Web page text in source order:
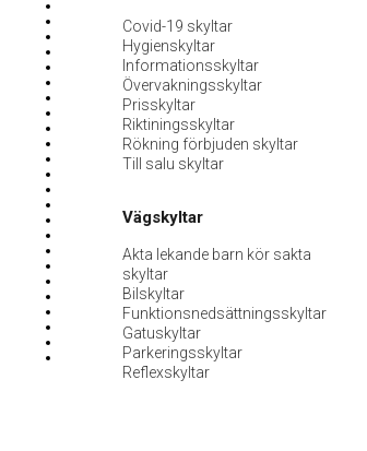
Covid-19 skyltar
Hygienskyltar
Informationsskyltar
Övervakningsskyltar
Prisskyltar
Riktiningsskyltar
Rökning förbjuden skyltar
Till salu skyltar
Vägskyltar
Akta lekande barn kör sakta
skyltar
Bilskyltar
Funktionsnedsättningsskyltar
Gatuskyltar
Parkeringsskyltar
Reflexskyltar